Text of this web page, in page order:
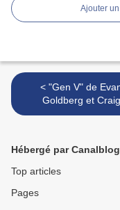
Ajouter
< "Gen V" de Evan
Goldberg et Craig
Rosenberg : super
Hébergé par Canalblog
Top articles
Pages